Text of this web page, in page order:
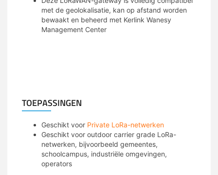
met de geolokalisatie, kan op afstand worden
bewaakt en beheerd met Kerlink Wanesy
Management Center
TOEPASSINGEN
Geschikt voor Private LoRa-netwerken
Geschikt voor outdoor carrier grade LoRa-
netwerken, bijvoorbeeld gemeentes,
schoolcampus, industriële omgevingen,
operators